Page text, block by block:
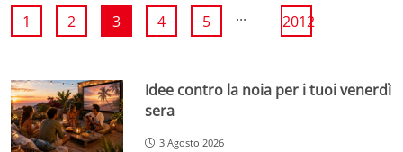
1 2 3 4 5 ... 2012
Idee contro la noia per i tuoi venerdì
sera
3 Agosto 2026